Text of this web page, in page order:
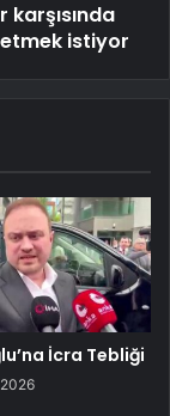
istiyor
İcra Tebliği